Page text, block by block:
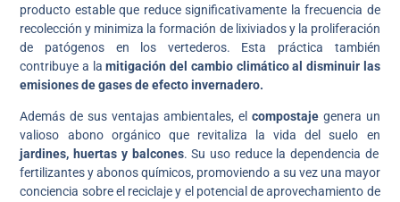
producto estable que reduce significativamente la frecuencia de
recolección y minimiza la formación de lixiviados y la proliferación
de patógenos en los vertederos. Esta práctica también
contribuye a lamitigación del cambio climático al disminuir las
emisiones de gases de efecto invernadero.
Además de sus ventajas ambientales, el compostaje genera un
valioso abono orgánico que revitaliza la vida del suelo en
jardines, huertas y balcones. Su uso reduce la dependencia de
fertilizantes y abonos químicos, promoviendo a su vez una mayor
conciencia sobre el reciclaje y el potencial de aprovechamiento de